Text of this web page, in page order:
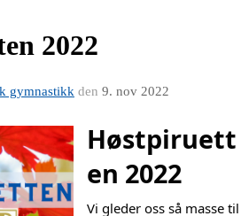
2022
gymnastikk den 9. nov 2022
Høstpiruett
en 2022